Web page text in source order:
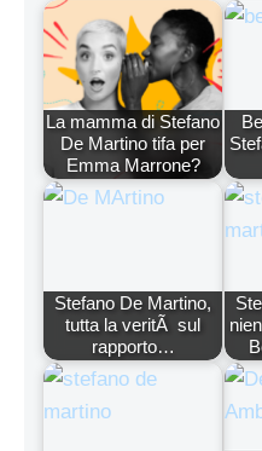
La mamma di Stefano
De Martino tifa per
Emma Marrone?
Stefano De Martino,
tutta la veritÃ sul
rapporto…